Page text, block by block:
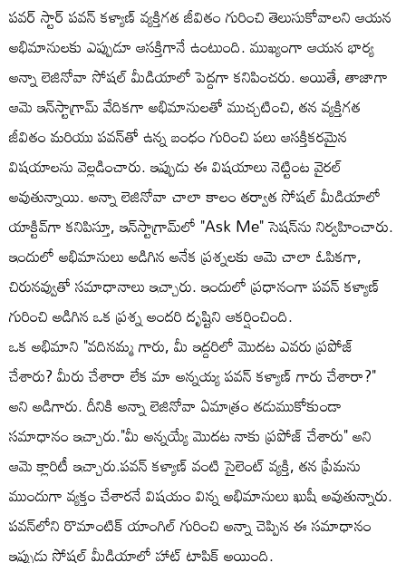
పవర్ స్టార్ పవన్ కళ్యాణ్ వ్యక్తిగత జీవితం గురించి తెలుసుకోవాలని ఆయన
అభిమానులకు ఎప్పుడూ ఆసక్తిగానే ఉంటుంది. ముఖ్యంగా ఆయన భార్య
అన్నా లెజినోవా సోషల్ మీడియాలో పెద్దగా కనిపించరు. అయితే, తాజాగా
ఆమె ఇన్‌స్టాగ్రామ్‌ వేదికగా అభిమానులతో ముచ్చటించి, తన వ్యక్తిగత
జీవితం మరియు పవన్‌తో ఉన్న బంధం గురించి పలు ఆసక్తికరమైన
విషయాలను వెల్లడించారు. ఇప్పుడు ఈ విషయాలు నెట్టింట వైరల్
అవుతున్నాయి. అన్నా లెజినోవా చాలా కాలం తర్వాత సోషల్ మీడియాలో
యాక్టివ్‌గా కనిపిస్తూ, ఇన్‌స్టాగ్రామ్‌లో "Ask Me" సెషన్‌ను నిర్వహించారు.
ఇందులో అభిమానులు అడిగిన అనేక ప్రశ్నలకు ఆమె చాలా ఓపికగా,
చిరునవ్వుతో సమాధానాలు ఇచ్చారు. ఇందులో ప్రధానంగా పవన్ కళ్యాణ్
గురించి అడిగిన ఒక ప్రశ్న అందరి దృష్టిని ఆకర్షించింది.
ఒక అభిమాని "వదినమ్మ గారు, మీ ఇద్దరిలో మొదట ఎవరు ప్రపోజ్
చేశారు? మీరు చేశారా లేక మా అన్నయ్య పవన్ కళ్యాణ్ గారు చేశారా?"
అని అడిగారు. దీనికి అన్నా లెజినోవా ఏమాత్రం తడుముకోకుండా
సమాధానం ఇచ్చారు."మీ అన్నయ్యే మొదట నాకు ప్రపోజ్ చేశారు" అని
ఆమె క్లారిటీ ఇచ్చారు.పవన్ కళ్యాణ్ వంటి సైలెంట్ వ్యక్తి, తన ప్రేమను
ముందుగా వ్యక్తం చేశారనే విషయం విన్న అభిమానులు ఖుషీ అవుతున్నారు.
పవన్‌లోని రొమాంటిక్ యాంగిల్ గురించి అన్నా చెప్పిన ఈ సమాధానం
ఇప్పుడు సోషల్ మీడియాలో హాట్ టాపిక్ అయింది.